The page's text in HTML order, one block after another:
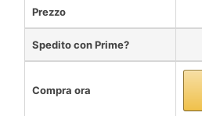
Prezzo
Spedito con Prime?
Compra ora